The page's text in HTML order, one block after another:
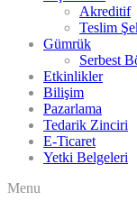
Akreditif
Teslim
Gümrük
Serbest
Etkinlikler
Bilişim
Pazarlama
Tedarik Zinciri
E-Ticaret
Yetki Belgeleri
Menu